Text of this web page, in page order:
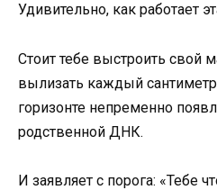
Удивительно, как работает
Стоит тебе выстроить свой
вылизать каждый сантиметр
горизонте непременно
родственной ДНК.
И заявляет с порога: «Тебе